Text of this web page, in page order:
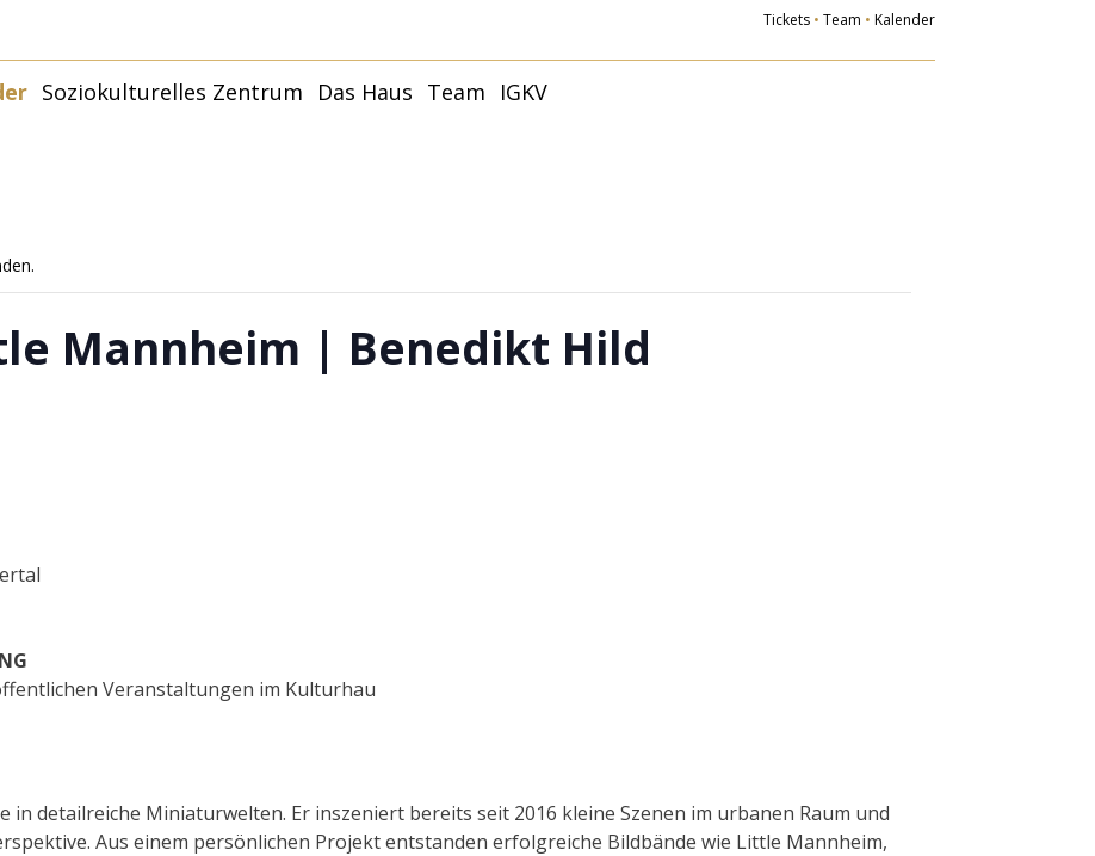
Tickets• Team • Kalender
Soziokulturelles Zentrum Das Haus Team IGKV
Mannheim | Benedikt Hild
Veranstaltungen im Kulturhau
in detailreiche Miniaturwelten. Er inszeniert bereits seit 2016 kleine Szenen im urbanen Raum und
Aus einem persönlichen Projekt entstanden erfolgreiche Bildbände wie Little Mannheim,